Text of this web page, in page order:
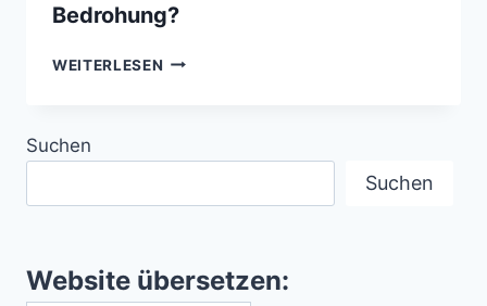
Bedrohung?
WEITERLESEN FREMDE
Suchen
Suchen
Website übersetzen: